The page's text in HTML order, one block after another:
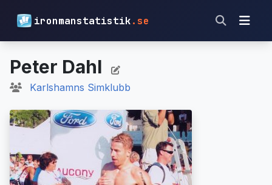
ironmanstatistik.se
Peter Dahl
Karlshamns Simklubb